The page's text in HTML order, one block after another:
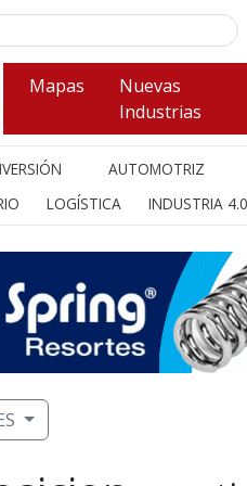
Mapas
Nuevas
Industrias
AUTOMOTRIZ
LOGÍSTICA INDUSTRIA 4.0